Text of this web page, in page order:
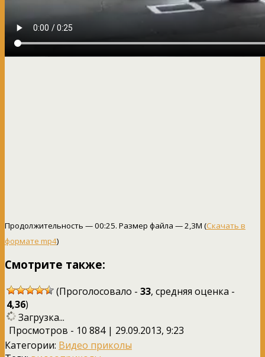
Продолжительность — 00:25. Размер файла — 2,3M (Скачать в
формате mp4)
Смотрите также:
(Проголосовало - 33, средняя оценка -
4,36)
Загрузка...
Просмотров - 10 884 | 29.09.2013, 9:23
Категории: Видео приколы